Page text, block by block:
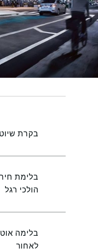
בקרת
בלימת
הולכי רגל
בלימה
לאחור